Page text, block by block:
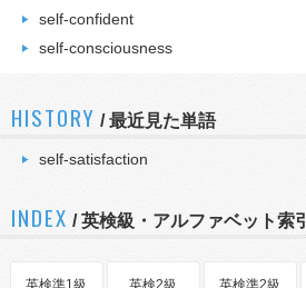
self-confident
self-consciousness
HISTORY /最近見た単語
self-satisfaction
INDEX / 英検級・アルファベット索引
英検準1級 英検2級 英検準2級